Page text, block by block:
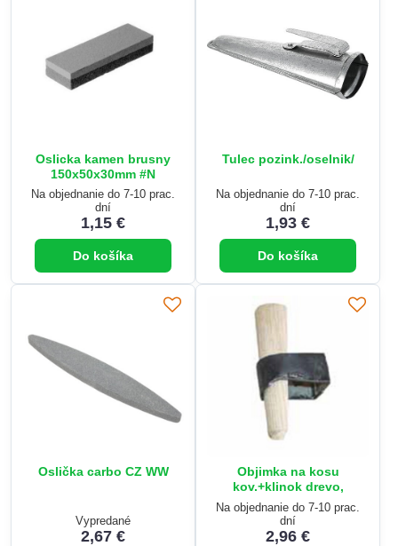
Oslicka kamen brusny
150x50x30mm #N
Na objednanie do 7-10 prac.
dní
1,15 €
Do košíka
Tulec pozink./oselnik/
Na objednanie do 7-10 prac.
dní
1,93 €
Do košíka
Oslička carbo CZ WW
Vypredané
2,67 €
Objimka na kosu
kov.+klinok drevo,
Na objednanie do 7-10 prac.
dní
2,96 €